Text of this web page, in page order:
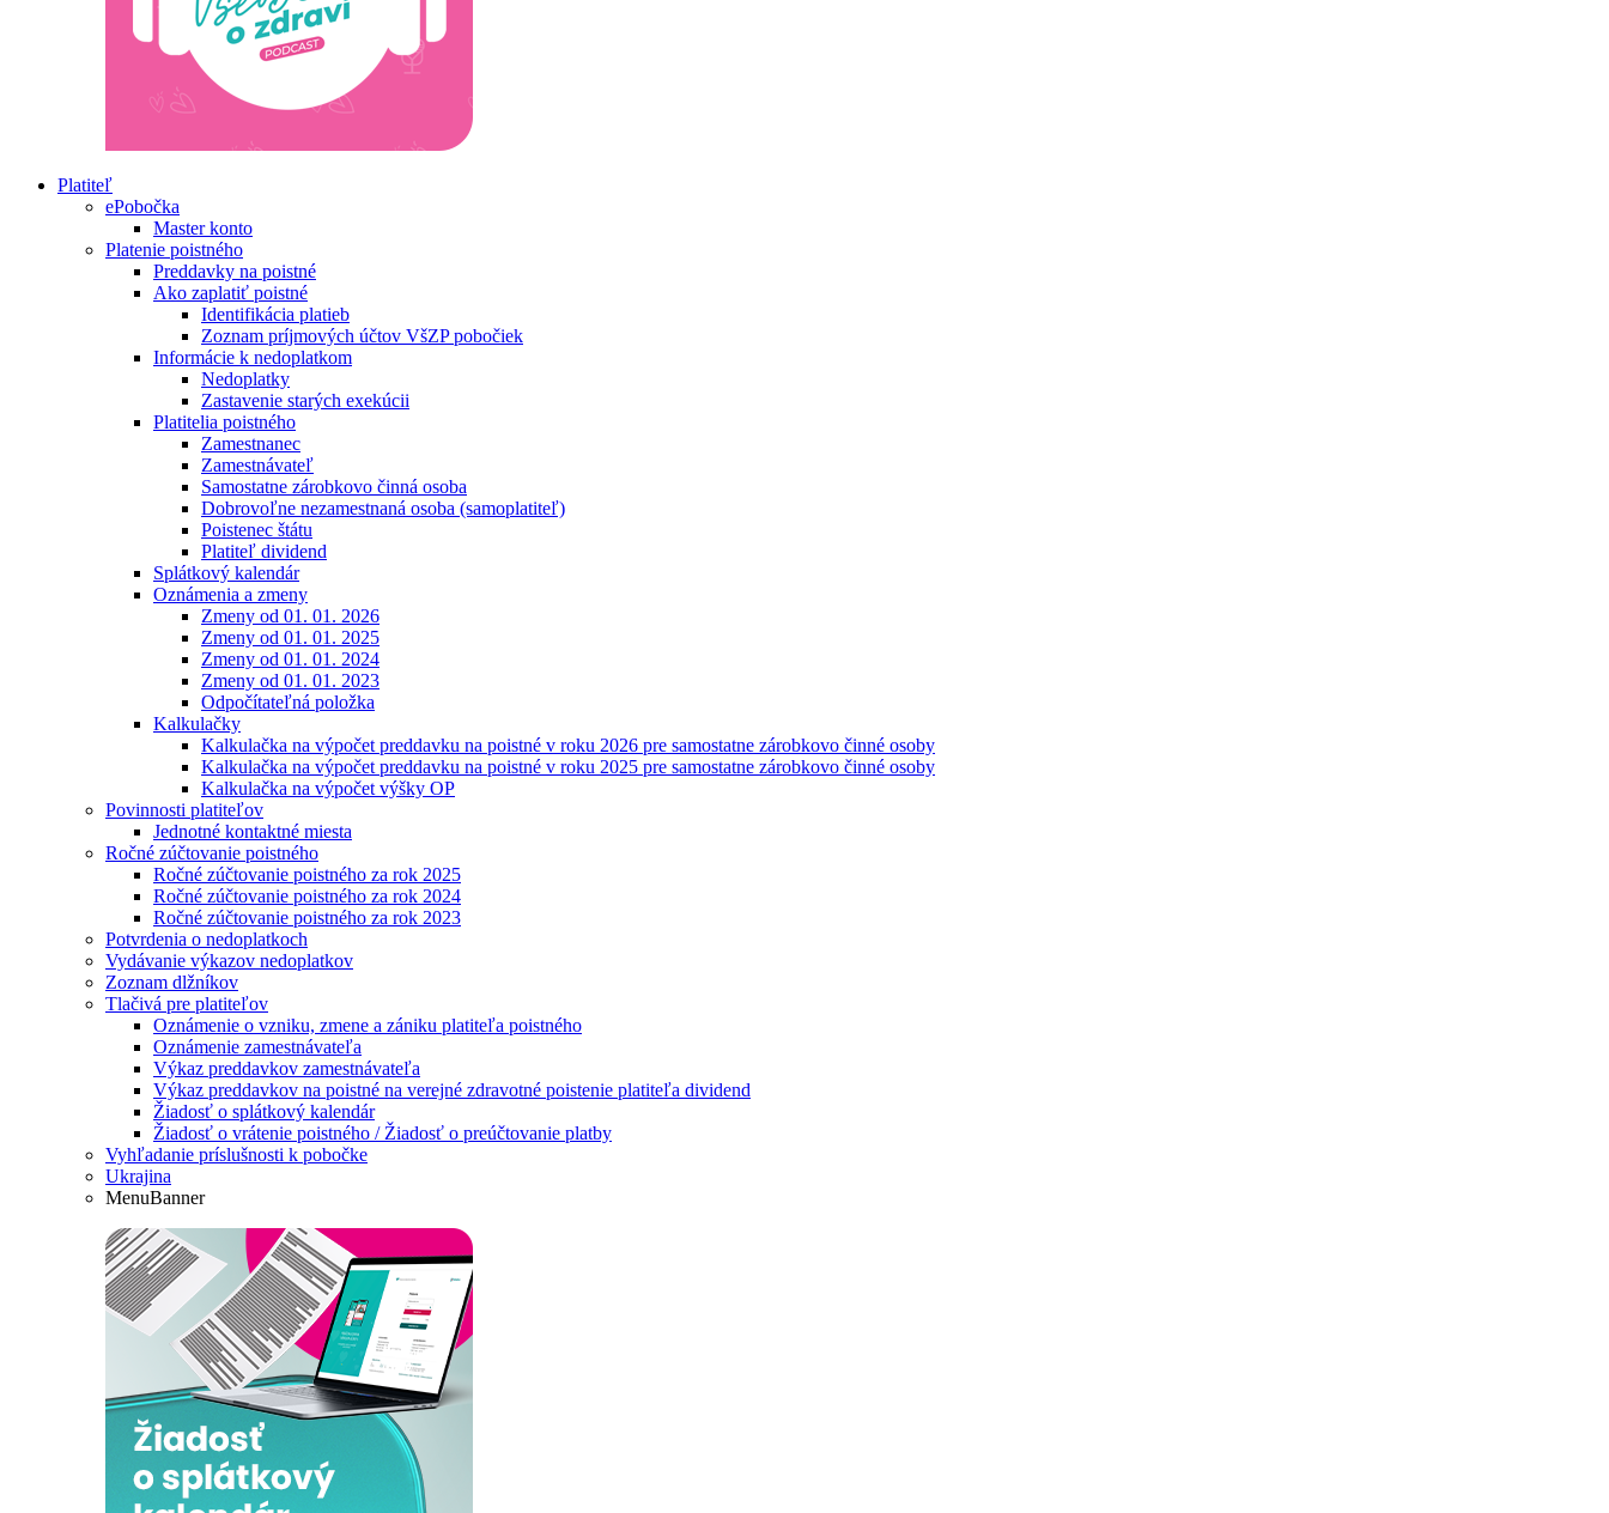
Platiteľ
ePobočka
Master konto
Platenie poistného
Preddavky na poistné
Ako zaplatiť poistné
Identifikácia platieb
Zoznam príjmových účtov VšZP pobočiek
Informácie k nedoplatkom
Nedoplatky
Zastavenie starých exekúcii
Platitelia poistného
Zamestnanec
Zamestnávateľ
Samostatne zárobkovo činná osoba
Dobrovoľne nezamestnaná osoba (samoplatiteľ)
Poistenec štátu
Platiteľ dividend
Splátkový kalendár
Oznámenia a zmeny
Zmeny od 01. 01. 2026
Zmeny od 01. 01. 2025
Zmeny od 01. 01. 2024
Zmeny od 01. 01. 2023
Odpočítateľná položka
Kalkulačky
Kalkulačka na výpočet preddavku na poistné v roku 2026 pre samostatne zárobkovo činné osoby
Kalkulačka na výpočet preddavku na poistné v roku 2025 pre samostatne zárobkovo činné osoby
Kalkulačka na výpočet výšky OP
Povinnosti platiteľov
Jednotné kontaktné miesta
Ročné zúčtovanie poistného
Ročné zúčtovanie poistného za rok 2025
Ročné zúčtovanie poistného za rok 2024
Ročné zúčtovanie poistného za rok 2023
Potvrdenia o nedoplatkoch
Vydávanie výkazov nedoplatkov
Zoznam dlžníkov
Tlačivá pre platiteľov
Oznámenie o vzniku, zmene a zániku platiteľa poistného
Oznámenie zamestnávateľa
Výkaz preddavkov zamestnávateľa
Výkaz preddavkov na poistné na verejné zdravotné poistenie platiteľa dividend
Žiadosť o splátkový kalendár
Žiadosť o vrátenie poistného / Žiadosť o preúčtovanie platby
Vyhľadanie príslušnosti k pobočke
Ukrajina
MenuBanner